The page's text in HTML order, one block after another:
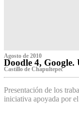
Agosto de 2010
Doodle 4, Google.
Castillo de Chapultepec
Presentación de los
iniciativa apoyada por